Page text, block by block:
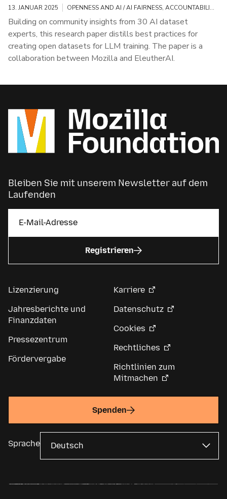
13. JANUAR 2025 OPENNESS AND AI / AI FAIRNESS, ACCOUNTABILITY, AND TRANSPARENCY
Building on community insights from 30 AI dataset
experts, this research paper distills best practices for
creating open datasets for LLM training. The paper is a
collaboration between Mozilla and EleutherAI.
Bleiben Sie mit unserem Newsletter auf dem
Laufenden
Registrieren
Lizenzierung
Jahresberichte und
Finanzdaten
Pressezentrum
Fördervergabe
Karriere
Datenschutz
Cookies
Rechtliches
Richtlinien zum
Mitmachen
Spenden
Sprache